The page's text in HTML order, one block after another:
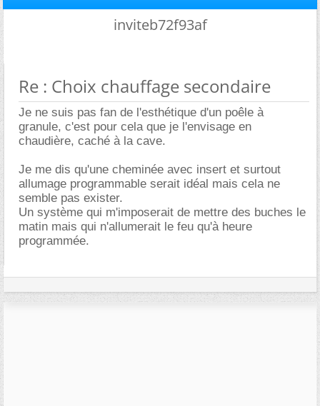
inviteb72f93af
Re : Choix chauffage secondaire
Je ne suis pas fan de l'esthétique d'un poêle à
granule, c'est pour cela que je l'envisage en
chaudière, caché à la cave.
Je me dis qu'une cheminée avec insert et surtout
allumage programmable serait idéal mais cela ne
semble pas exister.
Un système qui m'imposerait de mettre des buches le
matin mais qui n'allumerait le feu qu'à heure
programmée.